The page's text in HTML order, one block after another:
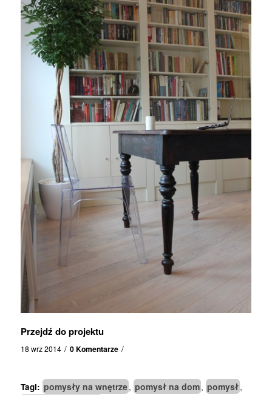
Przejdź do projektu
18 wrz 2014 / 0 Komentarze /
Tagi: pomysły na wnętrze, pomysł na dom, pomysł,